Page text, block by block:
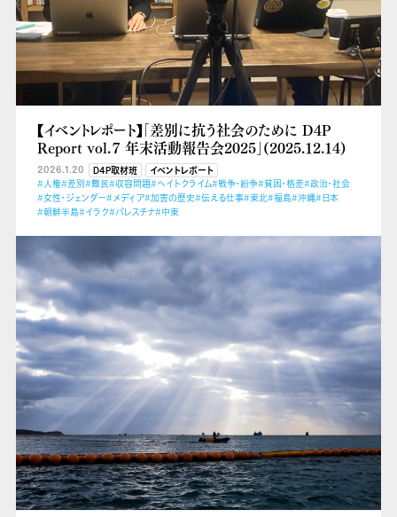
【イベントレポート】「差別に抗う社会のために D4P
Report vol.７ 年末活動報告会2025」(2025.12.14)
2026.1.20 D4P取材班
イベントレポート
#人権#差別#難民#収容問題#ヘイトクライム#戦争・紛争#貧困・格差#政治・社会
#女性・ジェンダー#メディア#加害の歴史#伝える仕事#東北#福島#沖縄#日本
#朝鮮半島#イラク#パレスチナ#中東